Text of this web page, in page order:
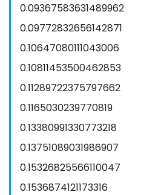
0.09367583631489962
0.09772832656142871
0.10647080111043006
0.10811453500462853
0.11289722375797662
0.1165030239770819
0.13380991330773218
0.13751089031986907
0.15326825566110047
0.1536874121173316